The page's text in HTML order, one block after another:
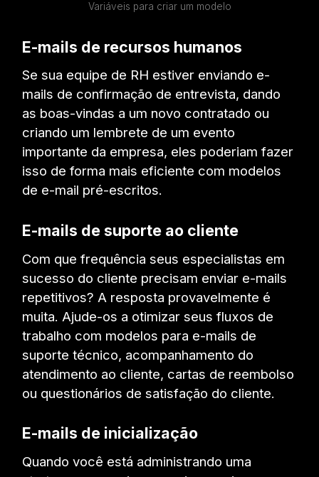
Variáveis para criar um modelo
E-mails de recursos humanos
Se sua equipe de RH estiver enviando e-
mails de confirmação de entrevista, dando
as boas-vindas a um novo contratado ou
criando um lembrete de um evento
importante da empresa, eles poderiam fazer
isso de forma mais eficiente com modelos
de e-mail pré-escritos.
E-mails de suporte ao cliente
Com que frequência seus especialistas em
sucesso do cliente precisam enviar e-mails
repetitivos? A resposta provavelmente é
muita. Ajude-os a otimizar seus fluxos de
trabalho com modelos para e-mails de
suporte técnico, acompanhamento do
atendimento ao cliente, cartas de reembolso
ou questionários de satisfação do cliente.
E-mails de inicialização
Quando você está administrando uma